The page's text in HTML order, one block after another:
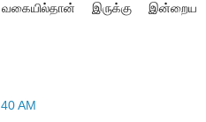
வகையில்தான் இருக்கு இன்றைய
AM